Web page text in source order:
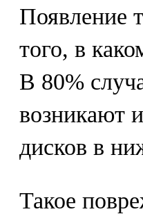
Появление
того, в
В 80%
возникают
дисков в
Такое